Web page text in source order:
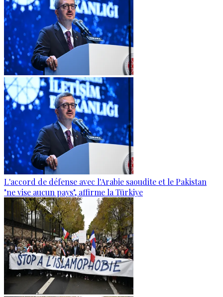
L'accord de défense avec l'Arabie saoudite et le Pakistan
"ne vise aucun pays", affirme la Türkiye